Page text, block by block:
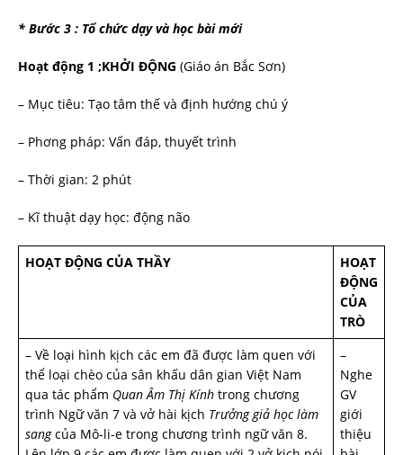
* B­ước 3 : Tổ chức dạy và học bài mới
Hoạt động 1 ;KHỞI ĐỘNG (Giáo án Bắc Sơn)
– Mục tiêu: Tạo tâm thế và định h­ướng chú ý
– Ph­ơng pháp: Vấn đáp, thuyết trình
– Thời gian: 2 phút
– Kĩ thuật dạy học: động não
HOẠT ĐỘNG CỦA THẦY
HOẠT
ĐỘNG
CỦA
TRÒ
– Về loại hình kịch các em đã đ­ược làm quen với
thể loại chèo của sân khấu dân gian Việt Nam
qua tác phẩm Quan Âm Thị Kính trong chương
trình Ngữ văn 7 và vở hài kịch Tr­ưởng giả học làm
sangcủa Mô-li-e trong ch­ương trình ngữ văn 8.
–
Nghe
GV
giới
thiệu